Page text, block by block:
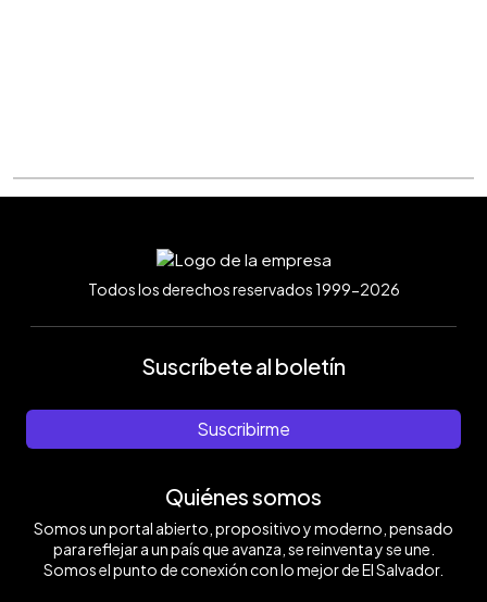
Todos los derechos reservados 1999-2026
Suscríbete al boletín
Suscribirme
Quiénes somos
Somos un portal abierto, propositivo y moderno, pensado
para reflejar a un país que avanza, se reinventa y se une.
Somos el punto de conexión con lo mejor de El Salvador.